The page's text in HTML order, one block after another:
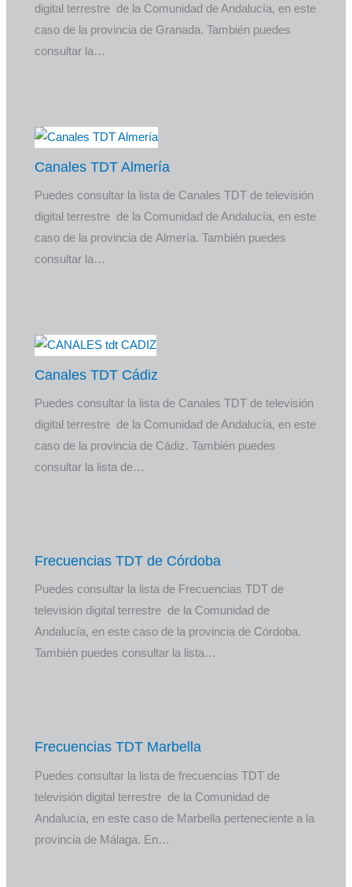
digital terrestre de la Comunidad de Andalucía, en este
caso de la provincia de Granada. También puedes
consultar la…
Canales TDT Almería
Puedes consultar la lista de Canales TDT de televisión
digital terrestre de la Comunidad de Andalucía, en este
caso de la provincia de Almería. También puedes
consultar la…
Canales TDT Cádiz
Puedes consultar la lista de Canales TDT de televisión
digital terrestre de la Comunidad de Andalucía, en este
caso de la provincia de Cádiz. También puedes
consultar la lista de…
Frecuencias TDT de Córdoba
Puedes consultar la lista de Frecuencias TDT de
televisión digital terrestre de la Comunidad de
Andalucía, en este caso de la provincia de Córdoba.
También puedes consultar la lista…
Frecuencias TDT Marbella
Puedes consultar la lista de frecuencias TDT de
televisión digital terrestre de la Comunidad de
Andalucía, en este caso de Marbella perteneciente a la
provincia de Málaga. En…